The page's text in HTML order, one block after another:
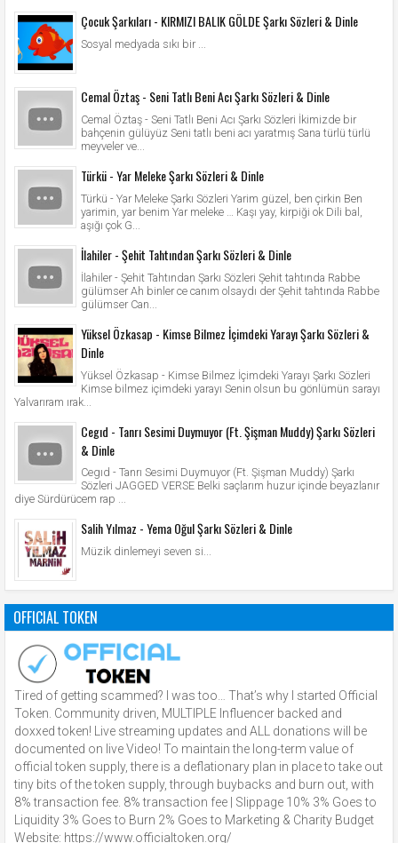
Çocuk Şarkıları - KIRMIZI BALIK GÖLDE Şarkı Sözleri & Dinle
Sosyal medyada sıkı bir ...
Cemal Öztaş - Seni Tatlı Beni Acı Şarkı Sözleri & Dinle
Cemal Öztaş - Seni Tatlı Beni Acı Şarkı Sözleri İkimizde bir
bahçenin gülüyüz Seni tatlı beni acı yaratmış Sana türlü türlü
meyveler ve...
Türkü - Yar Meleke Şarkı Sözleri & Dinle
Türkü - Yar Meleke Şarkı Sözleri Yarim güzel, ben çirkin Ben
yarimin, yar benim Yar meleke … Kaşı yay, kirpiği ok Dili bal,
aşığı çok G...
İlahiler - Şehit Tahtından Şarkı Sözleri & Dinle
İlahiler - Şehit Tahtından Şarkı Sözleri Şehit tahtında Rabbe
gülümser Ah binler ce canım olsaydı der Şehit tahtında Rabbe
gülümser Can...
Yüksel Özkasap - Kimse Bilmez İçimdeki Yarayı Şarkı Sözleri &
Dinle
Yüksel Özkasap - Kimse Bilmez İçimdeki Yarayı Şarkı Sözleri
Kimse bilmez içimdeki yarayı Senin olsun bu gönlümün sarayı
Yalvarıram ırak...
Cegıd - Tanrı Sesimi Duymuyor (Ft. Şişman Muddy) Şarkı Sözleri
& Dinle
Cegıd - Tanrı Sesimi Duymuyor (Ft. Şişman Muddy) Şarkı
Sözleri JAGGED VERSE Belki saçlarım huzur içinde beyazlanır
diye Sürdürücem rap ...
Salih Yılmaz - Yema Oğul Şarkı Sözleri & Dinle
Müzik dinlemeyi seven si...
OFFICIAL TOKEN
Tired of getting scammed? I was too… That’s why I started Official
Token. Community driven, MULTIPLE Influencer backed and
doxxed token! Live streaming updates and ALL donations will be
documented on live Video! To maintain the long-term value of
official token supply, there is a deflationary plan in place to take out
tiny bits of the token supply, through buybacks and burn out, with
8% transaction fee. 8% transaction fee | Slippage 10% 3% Goes to
Liquidity 3% Goes to Burn 2% Goes to Marketing & Charity Budget
Website: https://www.officialtoken.org/